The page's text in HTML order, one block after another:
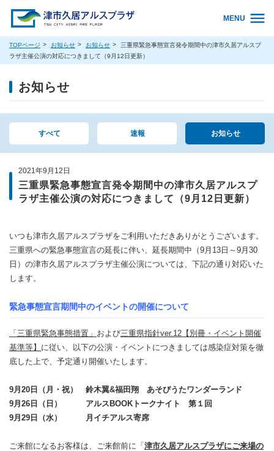
MENU
TOPページ お知らせ お知らせ
三重県緊急事態宣言発令期間中の津市久居アルスプ
ラザ主催公演の対応につきまして（9月12日更新）
お知らせ
すべて 速報 お知らせ
2021年9月12日
三重県緊急事態宣言発令期間中の津市久居アルスプ
ラザ主催公演の対応につきまして（9月12日更新）
いつも津市久居アルスプラザをご利用いただきありがとうございます。
三重県への緊急事態宣言の延長に伴い、延長期間中（9月13日～9月30
日）の津市久居アルスプラザ主催公演については、下記の通り対応いた
します。
緊急事態宣言期間中のイベントの開催について
「三重県緊急事態措置」 および三重県指針ver.12【別冊・イベント開催
基準等】 に従い、以下の公演・イベントにつきましては感染症対策を徹
底した上で、予定通り開催いたします。
9月20日（月・祝） 鈴木翼&福田翔 あそびうたワンダーランド
9月26日（日） アルスBOOKトークナイト 第１回
9月29日（水） 月イチアルス寄席
ご来館になるお客様は、ご来館前に「 津市久居アルスプラザにご来場の